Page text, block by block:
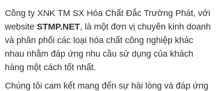
Công ty XNK TM SX Hóa Chất Đắc Trường Phát, với
website STMP.NET, là một đơn vị chuyên kinh doanh
và phân phối các loại hóa chất công nghiệp khác
nhau nhằm đáp ứng nhu cầu sử dụng của khách
hàng một cách tốt nhất.
Chúng tôi cam kết mang đến sự hài lòng và đáp ứng